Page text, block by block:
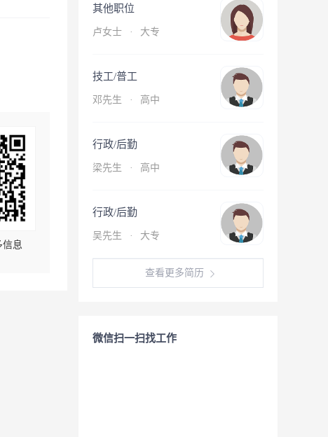
信息
其他职位
卢女士 · 大专
技工/普工
邓先生 · 高中
行政/后勤
梁先生 · 高中
行政/后勤
吴先生 · 大专
查看更多简历
微信扫一扫找工作